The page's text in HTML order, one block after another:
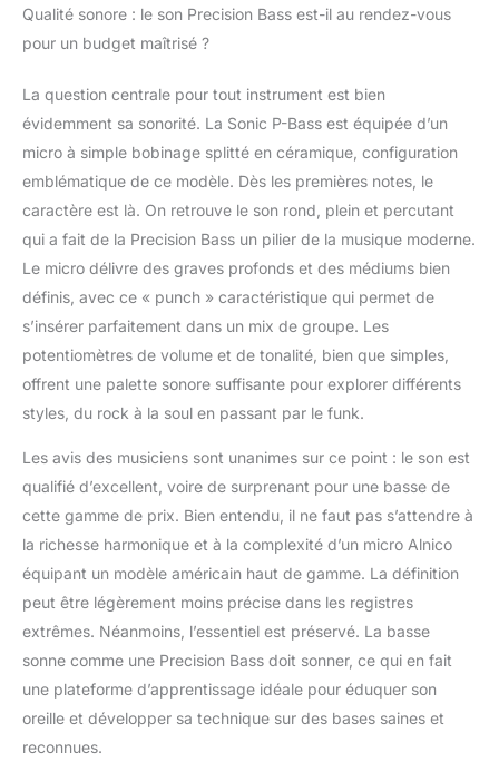
Qualité sonore : le son Precision Bass est-il au rendez-vous
pour un budget maîtrisé ?
La question centrale pour tout instrument est bien
évidemment sa sonorité. La Sonic P-Bass est équipée d’un
micro à simple bobinage splitté en céramique, configuration
emblématique de ce modèle. Dès les premières notes, le
caractère est là. On retrouve le son rond, plein et percutant
qui a fait de la Precision Bass un pilier de la musique moderne.
Le micro délivre des graves profonds et des médiums bien
définis, avec ce « punch » caractéristique qui permet de
s’insérer parfaitement dans un mix de groupe. Les
potentiomètres de volume et de tonalité, bien que simples,
offrent une palette sonore suffisante pour explorer différents
styles, du rock à la soul en passant par le funk.
Les avis des musiciens sont unanimes sur ce point : le son est
qualifié d’excellent, voire de surprenant pour une basse de
cette gamme de prix. Bien entendu, il ne faut pas s’attendre à
la richesse harmonique et à la complexité d’un micro Alnico
équipant un modèle américain haut de gamme. La définition
peut être légèrement moins précise dans les registres
extrêmes. Néanmoins, l’essentiel est préservé. La basse
sonne comme une Precision Bass doit sonner, ce qui en fait
une plateforme d’apprentissage idéale pour éduquer son
oreille et développer sa technique sur des bases saines et
reconnues.